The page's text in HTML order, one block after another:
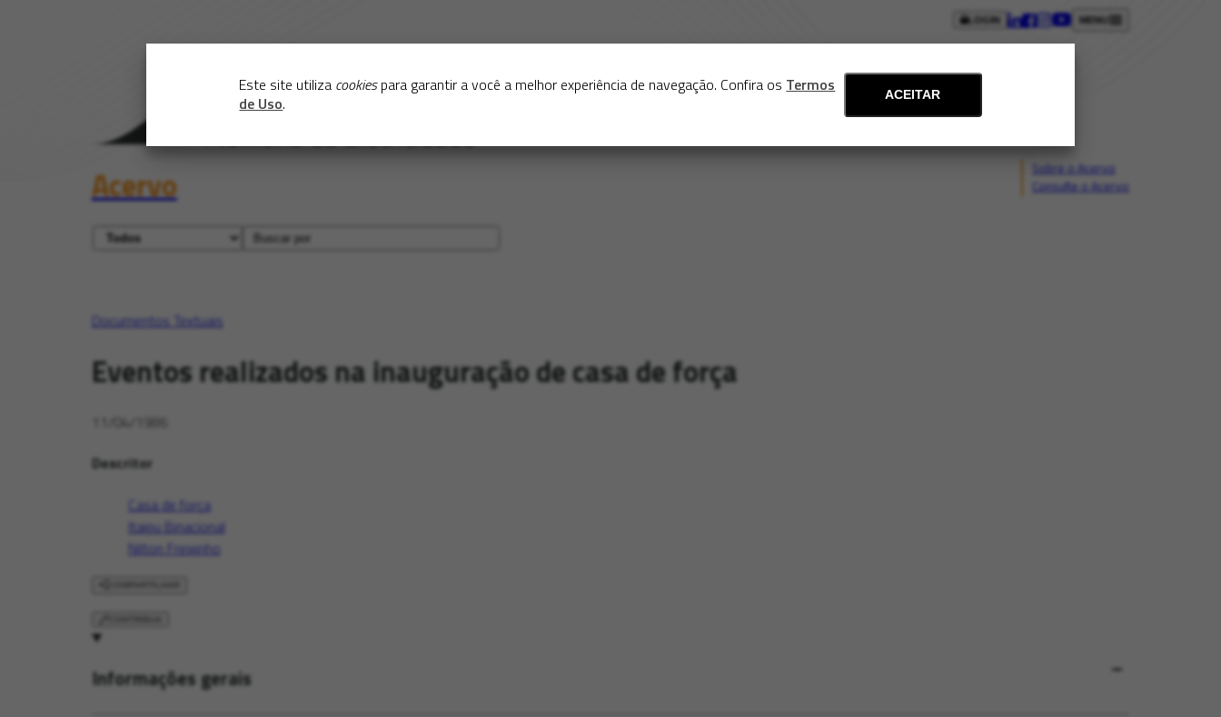
Este site utiliza cookiespara garantir a você a melhor experiência de navegação. Confira os Termos
de Uso. ACEITAR
LOGIN
Acervo
Sobre o Acervo
Consulte o Acervo
Documentos Textuais
Eventos realizados na inauguração de casa de força
11/04/1986
Descritor
Casa de força
Itaipu Binacional
Nilton Freixinho
Informações gerais